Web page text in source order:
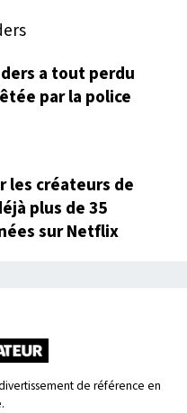
a tout perdu
par la police
les créateurs de
plus de 35
sur Netflix
de référence en